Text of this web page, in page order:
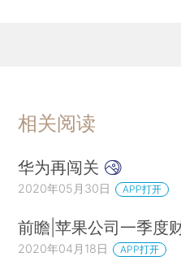
相关阅读
华为再闯关
2020年05月30日 APP打开
前瞻|苹果公司一季度
2020年04月18日 APP打开